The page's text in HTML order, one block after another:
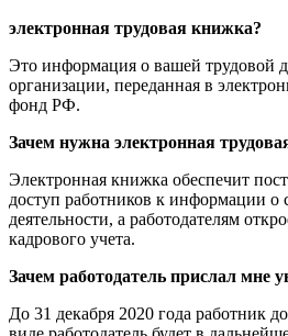
электронная трудовая книжка?
Это информация о вашей трудовой
организации, переданная в
фонд РФ.
Зачем нужна электронная
Электронная книжка обеспечит
доступ работников к информации о
деятельности, а работодателям
кадрового учета.
Зачем работодатель прислал мне
До 31 декабря 2020 года работник